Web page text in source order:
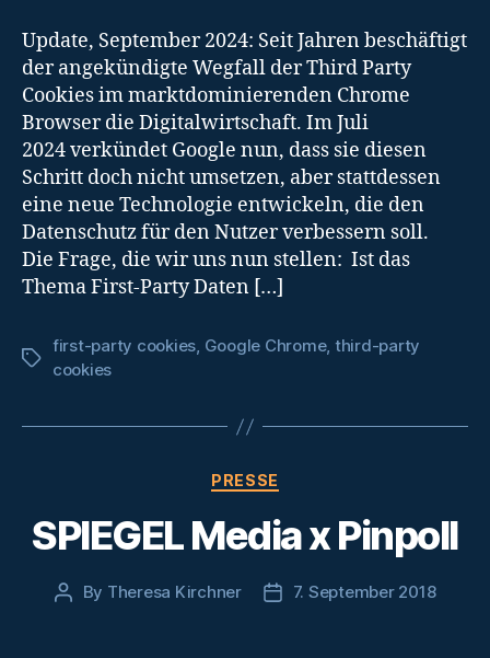
Update, September 2024: Seit Jahren beschäftigt
der angekündigte Wegfall der Third Party
Cookies im marktdominierenden Chrome
Browser die Digitalwirtschaft. Im Juli
2024 verkündet Google nun, dass sie diesen
Schritt doch nicht umsetzen, aber stattdessen
eine neue Technologie entwickeln, die den
Datenschutz für den Nutzer verbessern soll.
Die Frage, die wir uns nun stellen: Ist das
Thema First-Party Daten […]
Tags
first-party cookies, Google Chrome, third-party
cookies
Categories
PRESSE
SPIEGEL Media x Pinpoll
Post
By Theresa Kirchner
Post7. September 2018